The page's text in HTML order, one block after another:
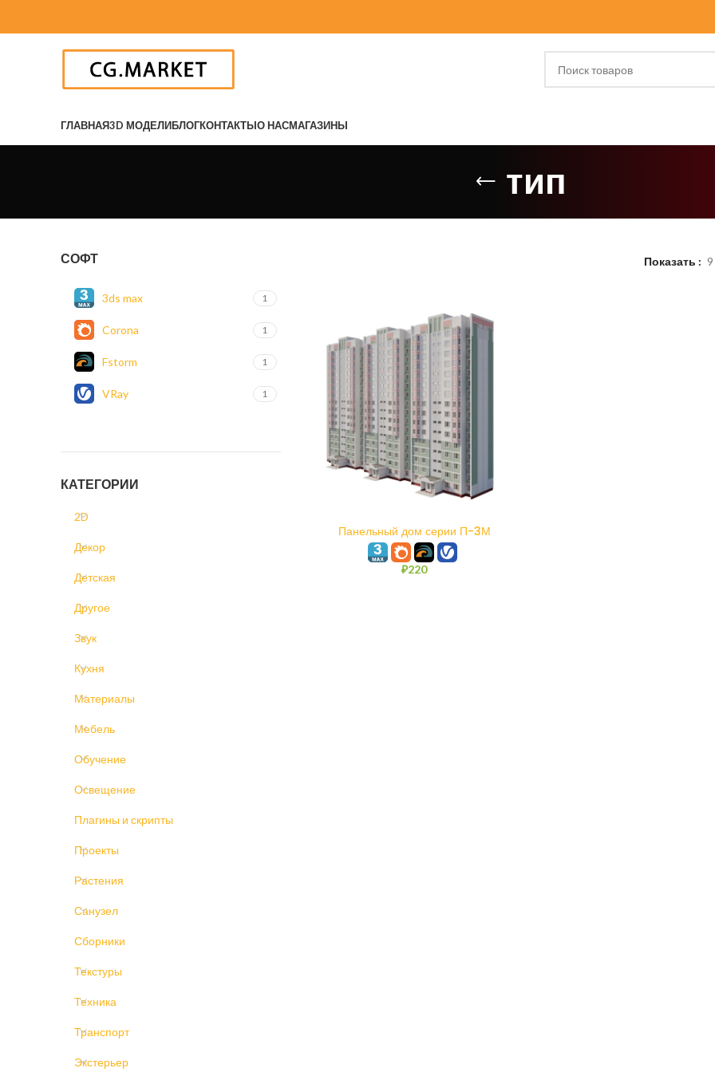
ГЛАВНАЯ3D МОДЕЛИБЛОГКОНТАКТЫО НАСМАГАЗИНЫ
тип
СОФТ
3ds max 1
Corona 1
Fstorm 1
VRay 1
КАТЕГОРИИ
2D
Декор
Детская
Другое
Звук
Кухня
Материалы
Мебель
Обучение
Освещение
Плагины и скрипты
Проекты
Растения
Санузел
Сборники
Текстуры
Техника
Транспорт
Экстерьер
Показать 9
В КОРЗИНУ
Панельный дом серии П-3М
₽220